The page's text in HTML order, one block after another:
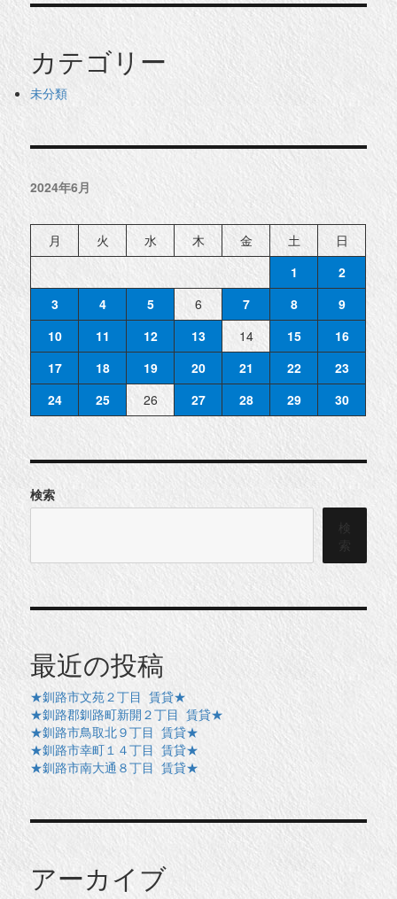
カテゴリー
未分類
2024年6月
月 火 水 木 金 土
日
1
2
3
4 5 6 7 8
9
10
11 12 13 14 15
16
17
18 19 20 21 22
23
24
25 26 27 28 29 30
検索
検
索
最近の投稿
★釧路市文苑２丁目 賃貸★
★釧路郡釧路町新開２丁目 賃貸★
★釧路市鳥取北９丁目 賃貸★
★釧路市幸町１４丁目 賃貸★
★釧路市南大通８丁目 賃貸★
アーカイブ